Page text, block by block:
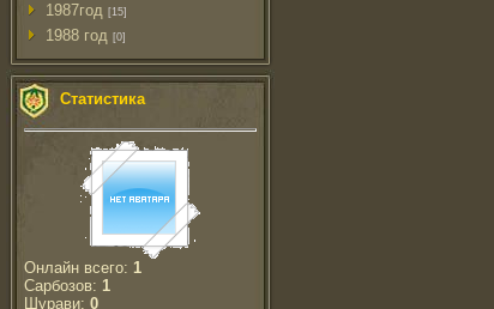
1987год [15]
1988 год [0]
Статистика
Онлайн всего: 1
Сарбозов: 1
Шурави: 0